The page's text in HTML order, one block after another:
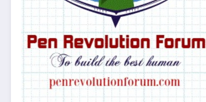
الأنساق البنيوية ف�
يناير 21, 2024
الأنساق البنيوية في ثلاثيات (مراوغة حلم) للكاتبة لين هاجر